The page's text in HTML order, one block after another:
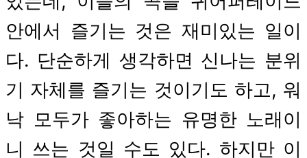
안에서 즐기는 것은 재미있는 일이
다. 단순하게 생각하면 신나는 분위
기 자체를 즐기는 것이기도 하고, 워
낙 모두가 좋아하는 유명한 노래이
니 쓰는 것일 수도 있다. 하지만 이